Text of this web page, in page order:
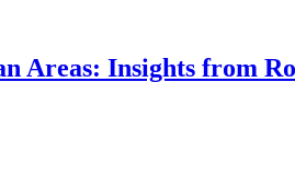
Insights from